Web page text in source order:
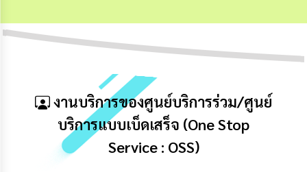
งานบริการของศูนย์บริการร่วม/ศูนย์
บริการแบบเบ็ดเสร็จ (One Stop
Service : OSS)